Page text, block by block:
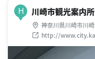
H 川崎市観光案内所
神奈川県川崎市川
http://